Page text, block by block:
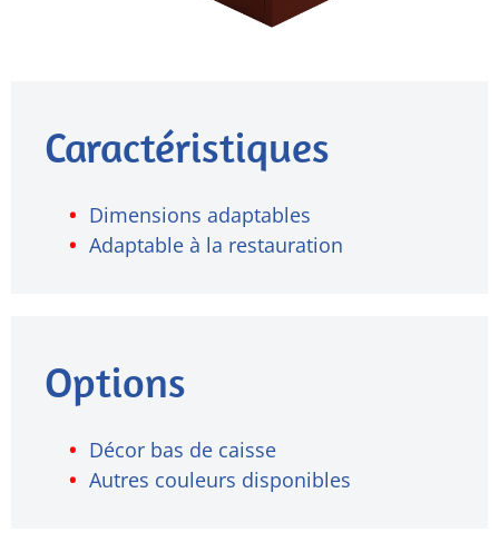
Caractéristiques
Dimensions adaptables
Adaptable à la restauration
Options
Décor bas de caisse
Autres couleurs disponibles